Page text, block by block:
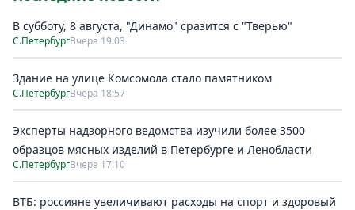
В субботу, 8 августа, "Динамо" сразится с "Тверью"
С.ПетербургВчера 19:03
Здание на улице Комсомола стало памятником
С.ПетербургВчера 18:57
Эксперты надзорного ведомства изучили более 3500
образцов мясных изделий в Петербурге и Ленобласти
С.ПетербургВчера 17:10
ВТБ: россияне увеличивают расходы на спорт и здоровый